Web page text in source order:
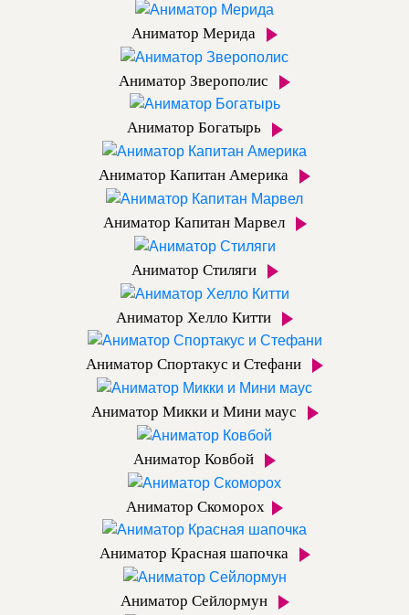
Аниматор Мерида
Аниматор Зверополис
Аниматор Богатырь
Аниматор Капитан Америка
Аниматор Капитан Марвел
Аниматор Стиляги
Аниматор Хелло Китти
Аниматор Спортакус и Стефани
Аниматор Микки и Мини маус
Аниматор Ковбой
Аниматор Скоморох
Аниматор Красная шапочка
Аниматор Сейлормун